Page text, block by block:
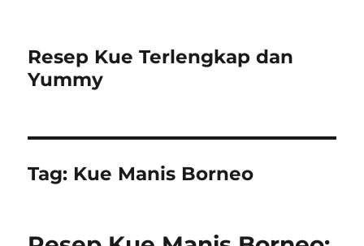
Resep Kue Terlengkap dan
Yummy
Tag: Kue Manis Borneo